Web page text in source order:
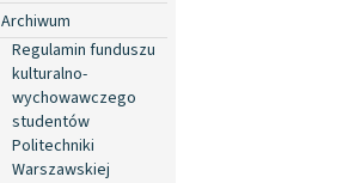
Archiwum
Regulamin funduszu
kulturalno-
wychowawczego
studentów
Politechniki
Warszawskiej